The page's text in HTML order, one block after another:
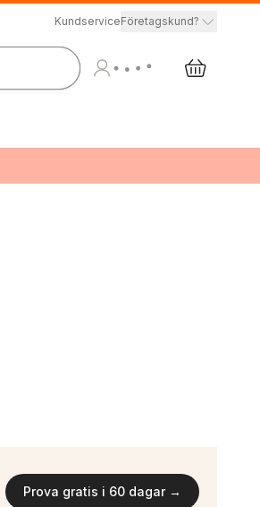
KundserviceFöretagskund?
Prova gratis i 60 dagar →